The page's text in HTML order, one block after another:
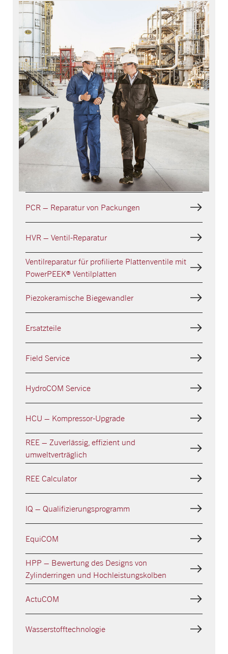
Services
Starke Performance beginnt mit VISTRA®
VISTRA® Repair
VISTRA® Track
VISTRA® Predict
PRR – Reparatur der Kolbenstange
PCR – Reparatur von Packungen
HVR – Ventil-Reparatur
Ventilreparatur für profilierte Plattenventile mit
PowerPEEK® Ventilplatten
Piezokeramische Biegewandler
Ersatzteile
Field Service
HydroCOM Service
HCU – Kompressor-Upgrade
REE – Zuverlässig, effizient und
umweltverträglich
REE Calculator
IQ – Qualifizierungsprogramm
EquiCOM
HPP – Bewertung des Designs von
Zylinderringen und Hochleistungskolben
ActuCOM
Wasserstofftechnologie